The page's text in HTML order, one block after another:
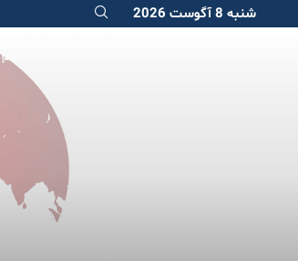
شنبه 8 آگوست 2026